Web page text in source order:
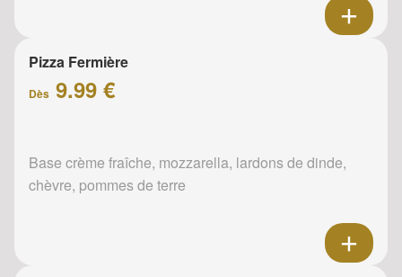
Pizza Fermière
Dès 9.99 €
Base crème fraîche, mozzarella, lardons de dinde,
chèvre, pommes de terre